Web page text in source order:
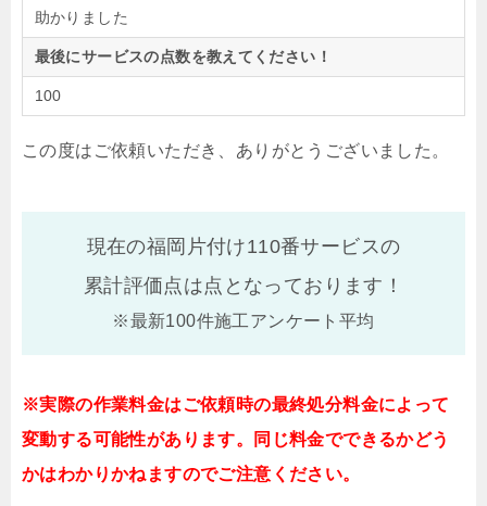
助かりました
最後にサービスの点数を教えてください！
100
この度はご依頼いただき、ありがとうございました。
現在の福岡片付け110番サービスの
累計評価点は点となっております！
※最新100件施工アンケート平均
※実際の作業料金はご依頼時の最終処分料金によって
変動する可能性があります。同じ料金でできるかどう
かはわかりかねますのでご注意ください。